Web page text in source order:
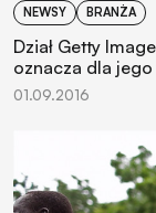
NEWSY BRANŻA
Dział Getty
oznacza dla
01.09.2016